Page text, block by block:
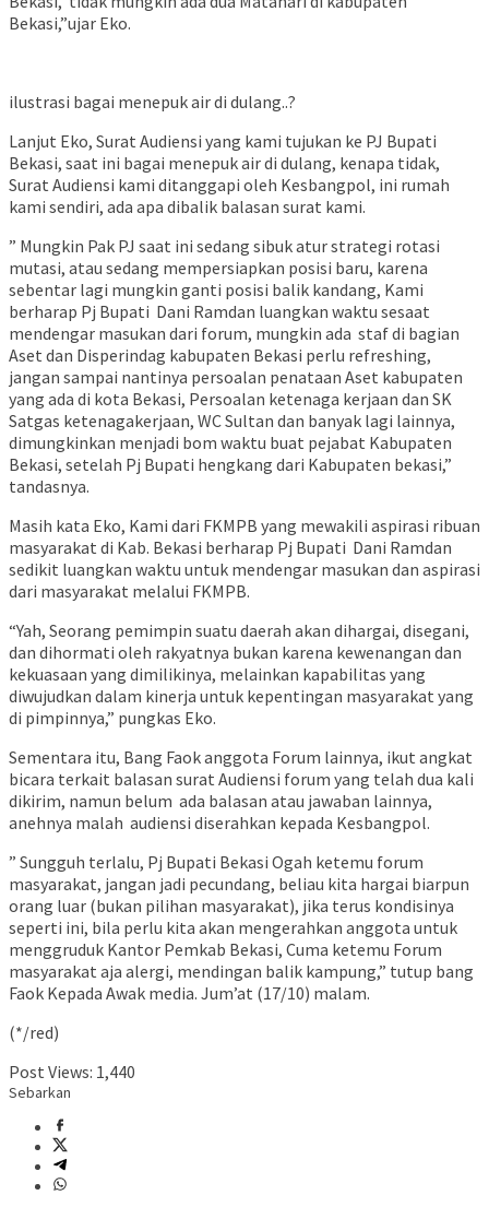
Bekasi,”ujar Eko.
ilustrasi bagai menepuk air di dulang..?
Lanjut Eko, Surat Audiensi yang kami tujukan ke PJ Bupati
Bekasi, saat ini bagai menepuk air di dulang, kenapa tidak,
Surat Audiensi kami ditanggapi oleh Kesbangpol, ini rumah
kami sendiri, ada apa dibalik balasan surat kami.
” Mungkin Pak PJ saat ini sedang sibuk atur strategi rotasi
mutasi, atau sedang mempersiapkan posisi baru, karena
sebentar lagi mungkin ganti posisi balik kandang, Kami
berharap Pj Bupati Dani Ramdan luangkan waktu sesaat
mendengar masukan dari forum, mungkin ada staf di bagian
Aset dan Disperindag kabupaten Bekasi perlu refreshing,
jangan sampai nantinya persoalan penataan Aset kabupaten
yang ada di kota Bekasi, Persoalan ketenaga kerjaan dan SK
Satgas ketenagakerjaan, WC Sultan dan banyak lagi lainnya,
dimungkinkan menjadi bom waktu buat pejabat Kabupaten
Bekasi, setelah Pj Bupati hengkang dari Kabupaten bekasi,”
tandasnya.
Masih kata Eko, Kami dari FKMPB yang mewakili aspirasi ribuan
masyarakat di Kab. Bekasi berharap Pj Bupati Dani Ramdan
sedikit luangkan waktu untuk mendengar masukan dan aspirasi
dari masyarakat melalui FKMPB.
“Yah, Seorang pemimpin suatu daerah akan dihargai, disegani,
dan dihormati oleh rakyatnya bukan karena kewenangan dan
kekuasaan yang dimilikinya, melainkan kapabilitas yang
diwujudkan dalam kinerja untuk kepentingan masyarakat yang
di pimpinnya,” pungkas Eko.
Sementara itu, Bang Faok anggota Forum lainnya, ikut angkat
bicara terkait balasan surat Audiensi forum yang telah dua kali
dikirim, namun belum ada balasan atau jawaban lainnya,
anehnya malah audiensi diserahkan kepada Kesbangpol.
” Sungguh terlalu, Pj Bupati Bekasi Ogah ketemu forum
masyarakat, jangan jadi pecundang, beliau kita hargai biarpun
orang luar (bukan pilihan masyarakat), jika terus kondisinya
seperti ini, bila perlu kita akan mengerahkan anggota untuk
menggruduk Kantor Pemkab Bekasi, Cuma ketemu Forum
masyarakat aja alergi, mendingan balik kampung,” tutup bang
Faok Kepada Awak media. Jum’at (17/10) malam.
(*/red)
Post Views: 1,440
Sebarkan